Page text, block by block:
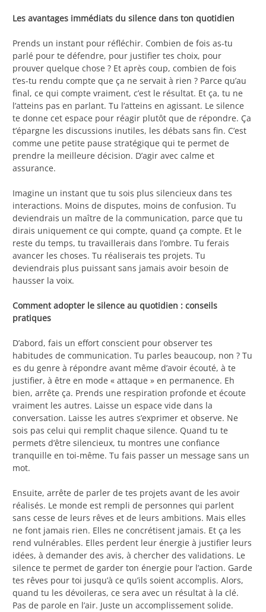
Les avantages immédiats du silence dans ton quotidien
Prends un instant pour réfléchir. Combien de fois as-tu
parlé pour te défendre, pour justifier tes choix, pour
prouver quelque chose ? Et après coup, combien de fois
t’es-tu rendu compte que ça ne servait à rien ? Parce qu’au
final, ce qui compte vraiment, c’est le résultat. Et ça, tu ne
l’atteins pas en parlant. Tu l’atteins en agissant. Le silence
te donne cet espace pour réagir plutôt que de répondre. Ça
t’épargne les discussions inutiles, les débats sans fin. C’est
comme une petite pause stratégique qui te permet de
prendre la meilleure décision. D’agir avec calme et
assurance.
Imagine un instant que tu sois plus silencieux dans tes
interactions. Moins de disputes, moins de confusion. Tu
deviendrais un maître de la communication, parce que tu
dirais uniquement ce qui compte, quand ça compte. Et le
reste du temps, tu travaillerais dans l’ombre. Tu ferais
avancer les choses. Tu réaliserais tes projets. Tu
deviendrais plus puissant sans jamais avoir besoin de
hausser la voix.
Comment adopter le silence au quotidien : conseils
pratiques
D’abord, fais un effort conscient pour observer tes
habitudes de communication. Tu parles beaucoup, non ? Tu
es du genre à répondre avant même d’avoir écouté, à te
justifier, à être en mode « attaque » en permanence. Eh
bien, arrête ça. Prends une respiration profonde et écoute
vraiment les autres. Laisse un espace vide dans la
conversation. Laisse les autres s’exprimer et observe. Ne
sois pas celui qui remplit chaque silence. Quand tu te
permets d’être silencieux, tu montres une confiance
tranquille en toi-même. Tu fais passer un message sans un
mot.
Ensuite, arrête de parler de tes projets avant de les avoir
réalisés. Le monde est rempli de personnes qui parlent
sans cesse de leurs rêves et de leurs ambitions. Mais elles
ne font jamais rien. Elles ne concrétisent jamais. Et ça les
rend vulnérables. Elles perdent leur énergie à justifier leurs
idées, à demander des avis, à chercher des validations. Le
silence te permet de garder ton énergie pour l’action. Garde
tes rêves pour toi jusqu’à ce qu’ils soient accomplis. Alors,
quand tu les dévoileras, ce sera avec un résultat à la clé.
Pas de parole en l’air. Juste un accomplissement solide.